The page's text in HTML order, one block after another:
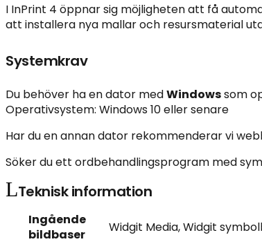
I InPrint 4 öppnar sig möjligheten att få
att installera nya mallar och resursmaterial
Systemkrav
Du behöver ha en dator medWindowssom
Operativsystem: Windows 10 eller senare
Har du en annan dator rekommenderar vi
Söker du ett ordbehandlingsprogram med
Teknisk information
Ingående
bildbaser
Widgit Media, Widgit